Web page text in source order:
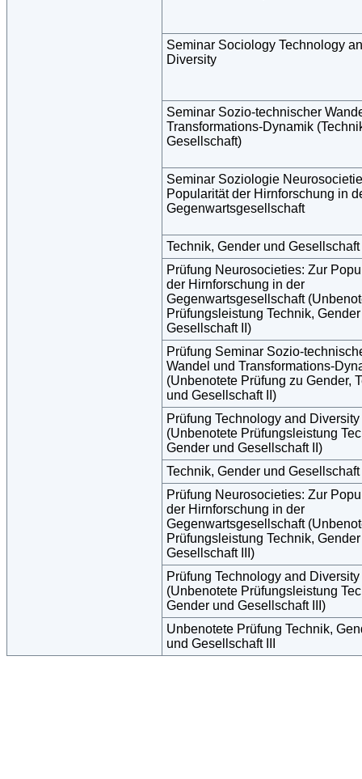
Seminar Sociology Technology
Diversity
Seminar Sozio-technischer
Transformations-Dynamik
Gesellschaft)
Seminar Soziologie
Popularität der Hirnforschung in
Gegenwartsgesellschaft
Technik, Gender und Gesellschaft
Prüfung Neurosocieties: Zur
der Hirnforschung in der
Gegenwartsgesellschaft
Prüfungsleistung Technik,
Gesellschaft II)
Prüfung Seminar Sozio-
Wandel und Transformations-
(Unbenotete Prüfung zu Gender,
und Gesellschaft II)
Prüfung Technology and Diversity
(Unbenotete Prüfungsleistung
Gender und Gesellschaft II)
Technik, Gender und Gesellschaft
Prüfung Neurosocieties: Zur
der Hirnforschung in der
Gegenwartsgesellschaft
Prüfungsleistung Technik,
Gesellschaft III)
Prüfung Technology and Diversity
(Unbenotete Prüfungsleistung
Gender und Gesellschaft III)
Unbenotete Prüfung Technik,
und Gesellschaft III